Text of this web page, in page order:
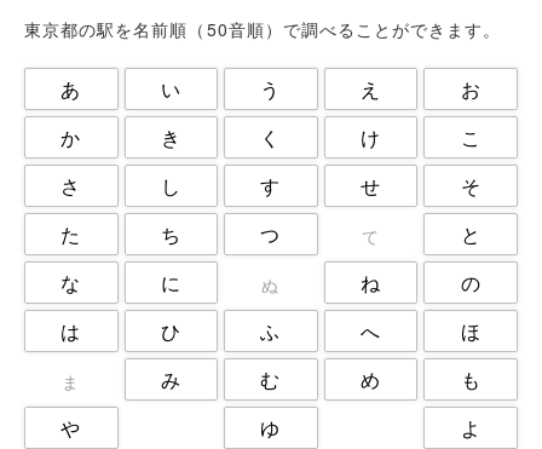
東村山市
板橋区
武蔵野市
港区
町田市
目黒区
福生市
立川市
練馬区
荒川区
葛飾区
西東京市
豊島区
足立区
東京都の駅を名前順（50音順）で調べることができます。
あ い う え
お
か
き く け
こ
さ
し す せ
そ
た
ち つ て
と
な
に ぬ ね
の
は
ひ ふ へ ほ
ま み む め
も
や
ゆ よ